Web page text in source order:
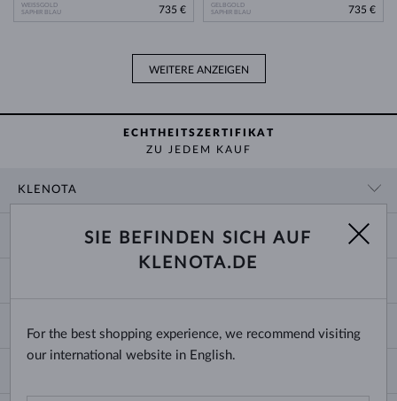
WEISSGOLD
SAPHIR BLAU
735 €
GELBGOLD
SAPHIR BLAU
735 €
WEITERE ANZEIGEN
ECHTHEITSZERTIFIKAT
ZU JEDEM KAUF
KLENOTA
BLOG
ZAHLUNG UND VERSAND
TRAURINGE AUSWÄHLEN
ECHTHEITSZERTIFIKATE
KETTENGRÖSSEN UND -ARTEN
ARMBANDGRÖSSEN
Deutschland & Österreich
SIE BEFINDEN SICH AUF
KLENOTA.DE
For the best shopping experience, we recommend visiting
our international website in English.